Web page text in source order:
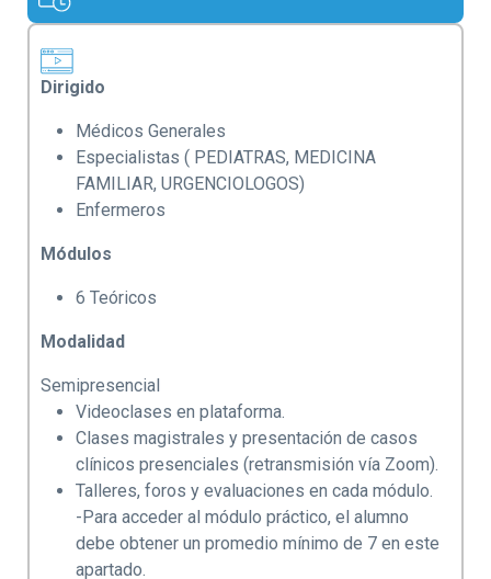
Dirigido
Médicos Generales
Especialistas ( PEDIATRAS, MEDICINA
FAMILIAR, URGENCIOLOGOS)
Enfermeros
Módulos
6 Teóricos
Modalidad
Semipresencial
Videoclases en plataforma.
Clases magistrales y presentación de casos
clínicos presenciales (retransmisión vía Zoom).
Talleres, foros y evaluaciones en cada módulo.
-Para acceder al módulo práctico, el alumno
debe obtener un promedio mínimo de 7 en este
apartado.